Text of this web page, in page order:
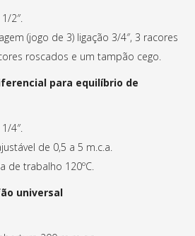
2″.
(jogo de 3) ligação 3/4″, 3 racores
roscados e um tampão cego.
para equilíbrio de
4″.
de 0,5 a 5 m.c.a.
de trabalho 120ºC.
universal